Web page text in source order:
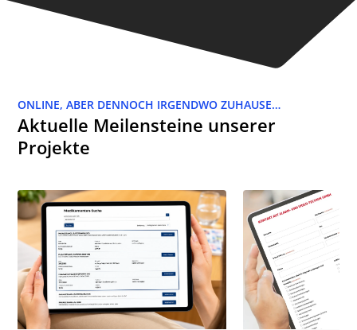
ONLINE, ABER DENNOCH IRGENDWO ZUHAUSE…
Aktuelle Meilensteine unserer
Projekte